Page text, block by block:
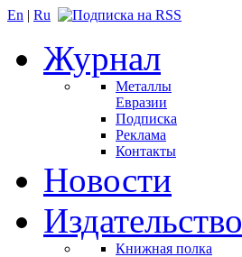
En | Ru
Журнал
Металлы
Евразии
Подписка
Реклама
Контакты
Новости
Издательство
Книжная полка